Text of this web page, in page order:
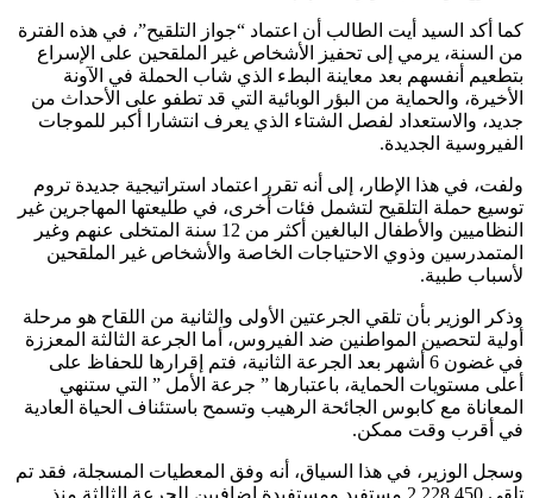
كما أكد السيد أيت الطالب أن اعتماد “جواز التلقيح”، في هذه الفترة
من السنة، يرمي إلى تحفيز الأشخاص غير الملقحين على الإسراع
بتطعيم أنفسهم بعد معاينة البطء الذي شاب الحملة في الآونة
الأخيرة، والحماية من البؤر الوبائية التي قد تطفو على الأحداث من
جديد، والاستعداد لفصل الشتاء الذي يعرف انتشارا أكبر للموجات
الفيروسية الجديدة.
ولفت، في هذا الإطار، إلى أنه تقرر اعتماد استراتيجية جديدة تروم
توسيع حملة التلقيح لتشمل فئات أخرى، في طليعتها المهاجرين غير
النظاميين والأطفال البالغين أكثر من 12 سنة المتخلى عنهم وغير
المتمدرسين وذوي الاحتياجات الخاصة والأشخاص غير الملقحين
لأسباب طبية.
وذكر الوزير بأن تلقي الجرعتين الأولى والثانية من اللقاح هو مرحلة
أولية لتحصين المواطنين ضد الفيروس، أما الجرعة الثالثة المعززة
في غضون 6 أشهر بعد الجرعة الثانية، فتم إقرارها للحفاظ على
أعلى مستويات الحماية، باعتبارها ” جرعة الأمل ” التي ستنهي
المعاناة مع كابوس الجائحة الرهيب وتسمح باستئناف الحياة العادية
في أقرب وقت ممكن.
وسجل الوزير، في هذا السياق، أنه وفق المعطيات المسجلة، فقد تم
تلقي 2.228.450 مستفيد ومستفيدة إضافيين للجرعة الثالثة منذ